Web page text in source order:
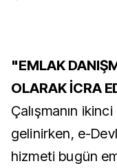
"EMLAK
OLARAK İCRA
Çalışmanın
gelinirken, e-
hizmeti bugün